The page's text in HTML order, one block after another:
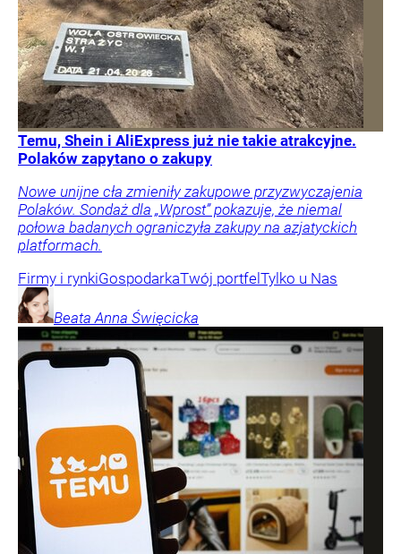
Temu, Shein i AliExpress już nie takie atrakcyjne.
Polaków zapytano o zakupy
Nowe unijne cła zmieniły zakupowe przyzwyczajenia
Polaków. Sondaż dla „Wprost” pokazuje, że niemal
połowa badanych ograniczyła zakupy na azjatyckich
platformach.
Firmy i rynkiGospodarkaTwój portfel Tylko u Nas
Beata Anna Święcicka